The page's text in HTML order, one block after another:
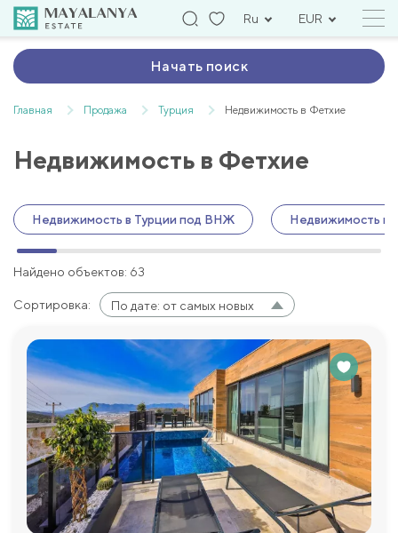
Ru EUR
Начать поиск
Главная Продажа Турция Недвижимость в Фетхие
Недвижимость в Фетхие
Недвижимость в Турции под ВНЖ Недвижимость в
Найдено объектов: 63
Сортировка: По дате: от самых новых